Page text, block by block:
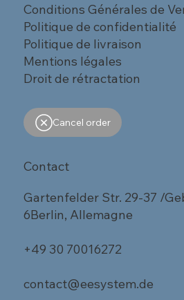
Conditions Générales de
Politique de confidentialité
Politique de livraison
Mentions légales
Droit de rétractation
Cancel order
Contact
Gartenfelder Str. 29-37 /
6Berlin, Allemagne
+49 30 70016272
contact@eesystem.de